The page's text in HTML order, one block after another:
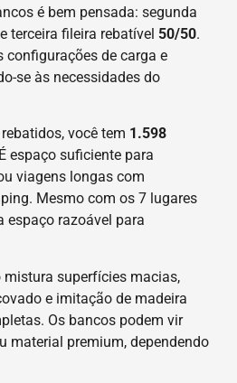
é bem pensada: segunda
e terceira fileira rebatível 50/50.
configurações de carga e
se às necessidades do
você tem 1.598
espaço suficiente para
viagens longas com
Mesmo com os 7 lugares
espaço razoável para
mistura superfícies macias,
e imitação de madeira
Os bancos podem vir
material premium, dependendo